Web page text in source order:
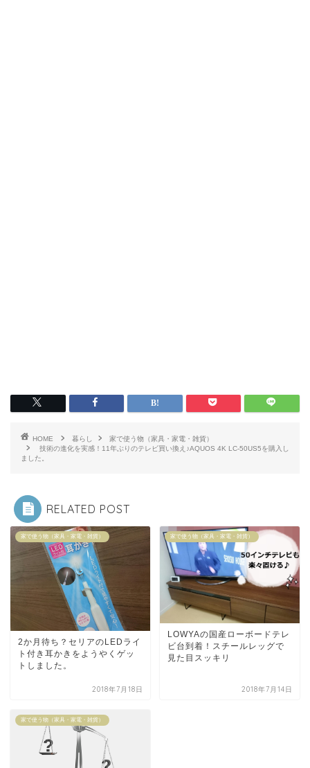
HOME 暮らし
家で使う物（家具・家電・雑貨）
技術の進化を実感！11年ぶりのテレビ買い換え♪AQUOS 4K LC-50US5を購入し
ました。
RELATED POST
家で使う物（家具・家電・雑貨）
2か月待ち？セリアのLEDライ
ト付き耳かきをようやくゲッ
トしました。
2018年7月18日
家で使う物（家具・家電・雑貨）
LOWYAの国産ローボードテレ
ビ台到着！スチールレッグで
見た目スッキリ
2018年7月14日
家で使う物（家具・家電・雑貨）